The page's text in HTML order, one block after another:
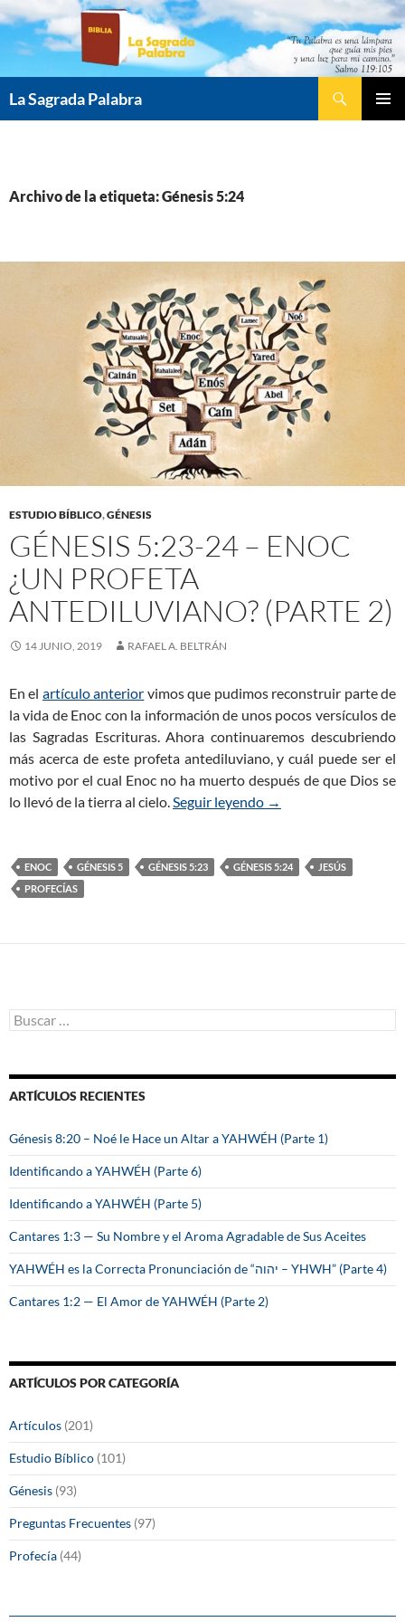
Saltar
contenido
La Sagrada Palabra
Archivo de la etiqueta: Génesis 5:24
ESTUDIO BÍBLICO,GÉNESIS
GÉNESIS 5:23-24 – ENOC
¿UN PROFETA
ANTEDILUVIANO? (PARTE 2)
14 JUNIO, 2019 RAFAEL A. BELTRÁN
En el artículo anterior vimos que pudimos reconstruir parte de
la vida de Enoc con la información de unos pocos versículos de
las Sagradas Escrituras. Ahora continuaremos descubriendo
más acerca de este profeta antediluviano, y cuál puede ser el
motivo por el cual Enoc no ha muerto después de que Dios se
lo llevó de la tierra al cielo.Seguir leyendo Génesis 5:23-24 –
→
ENOC GÉNESIS 5 GÉNESIS 5:23 GÉNESIS 5:24
JESÚS
PROFECÍAS
B
u
a
r
ARTÍCULOS RECIENTES
Génesis 8:20 – Noé le Hace un Altar a YAHWÉH (Parte 1)
Identificando a YAHWÉH (Parte 6)
Identificando a YAHWÉH (Parte 5)
Cantares 1:3 — Su Nombre y el Aroma Agradable de Sus Aceites
YAHWÉH es la Correcta Pronunciación de “יהוה – YHWH” (Parte 4)
Cantares 1:2 — El Amor de YAHWÉH (Parte 2)
ARTÍCULOS POR CATEGORÍA
Artículos (201)
Estudio Bíblico (101)
Génesis (93)
Preguntas Frecuentes (97)
Profecía (44)